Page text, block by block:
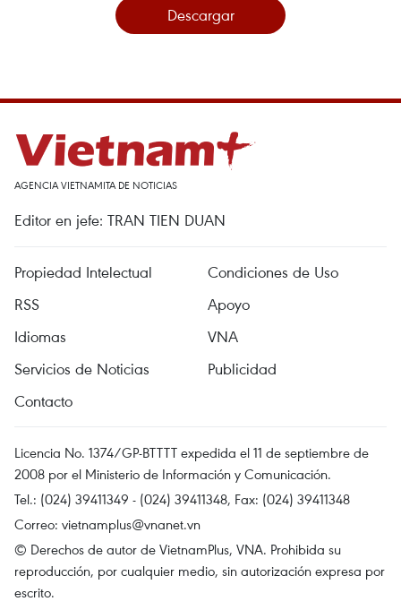
Descargar
AGENCIA VIETNAMITA DE NOTICIAS
Editor en jefe: TRAN TIEN DUAN
Propiedad Intelectual
Condiciones de Uso
RSS
Apoyo
Idiomas
VNA
Servicios de Noticias
Publicidad
Contacto
Licencia No. 1374/GP-BTTTT expedida el 11 de septiembre de
2008 por el Ministerio de Información y Comunicación.
Tel.: (024) 39411349 - (024) 39411348, Fax: (024) 39411348
Correo: vietnamplus@vnanet.vn
© Derechos de autor de VietnamPlus, VNA. Prohibida su
reproducción, por cualquier medio, sin autorización expresa por
escrito.